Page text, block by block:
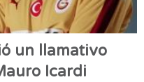
un llamativo
Icardi